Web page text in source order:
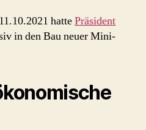
hattePräsident
in den Bau neuer Mini-